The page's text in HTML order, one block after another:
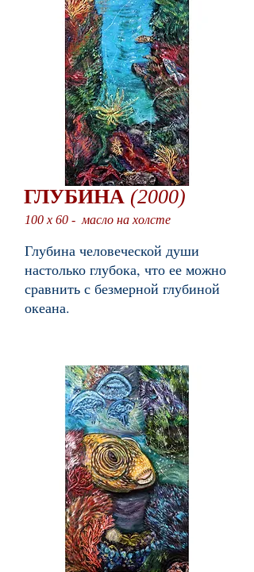
ГЛУБИНА (2000)
100 x 60 - масло на холсте
Глубина человеческой души
настолько глубока, что ее можно
сравнить с безмерной глубиной
океана.